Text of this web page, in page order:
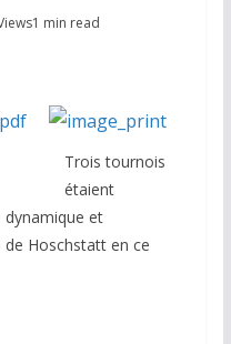
1 min read
Trois tournois
étaient
dynamique et
de Hoschstatt en ce